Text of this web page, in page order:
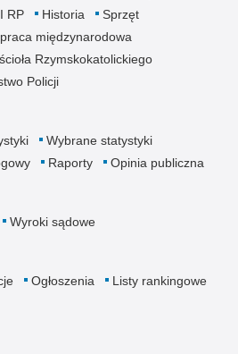
RP Historia
Sprzęt
międzynarodowa
Rzymskokatolickiego
Policji
Wybrane statystyki
Raporty Opinia publiczna
Wyroki sądowe
Ogłoszenia
Listy rankingowe